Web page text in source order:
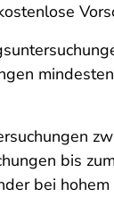
bis
bei